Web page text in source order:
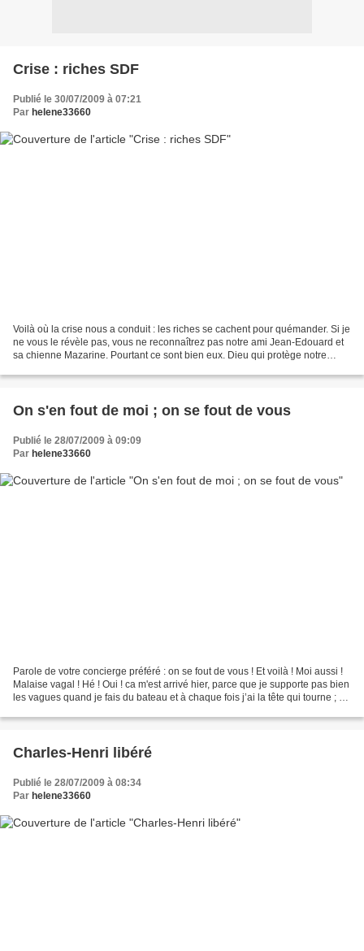
Crise : riches SDF
Publié le 30/07/2009 à 07:21
Par helene33660
Voilà où la crise nous a conduit : les riches se cachent pour quémander. Si je
ne vous le révèle pas, vous ne reconnaîtrez pas notre ami Jean-Edouard et
sa chienne Mazarine. Pourtant ce sont bien eux. Dieu qui protège notre
On s'en fout de moi ; on se fout de vous
Publié le 28/07/2009 à 09:09
Par helene33660
Parole de votre concierge préféré : on se fout de vous ! Et voilà ! Moi aussi !
Malaise vagal ! Hé ! Oui ! ca m'est arrivé hier, parce que je supporte pas bien
les vagues quand je fais du bateau et à chaque fois j’ai la tête qui tourne ; Y
Charles-Henri libéré
Publié le 28/07/2009 à 08:34
Par helene33660